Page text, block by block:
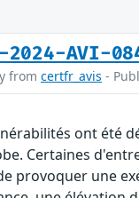
2024-AVI-
from certfr_avis -
ont été
Certaines
provoquer une